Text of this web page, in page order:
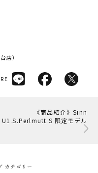
店）
《商品紹介》Sinn
U1.S.Perlmutt.S 限定モデル
カテゴリー